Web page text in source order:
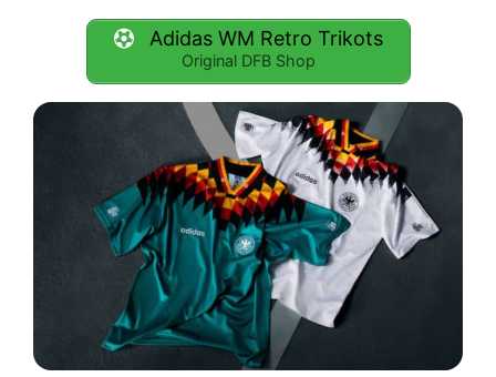
Adidas WM Retro Trikots
Original DFB Shop